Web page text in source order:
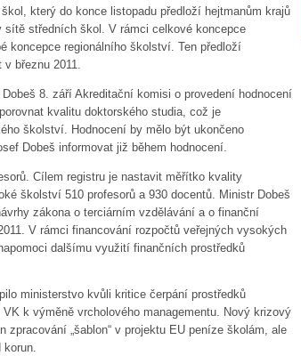
který do konce listopadu předloží hejtmanům krajů
středních škol. V rámci celkové koncepce
koncepce regionálního školství. Ten předloží
v březnu 2011.
8. září Akreditační komisi o provedení hodnocení
kvalitu doktorského studia, což je
školství. Hodnocení by mělo být ukončeno
Dobeš informovat již během hodnocení.
Cílem registru je nastavit měřítko kvality
školství 510 profesorů a 930 docentů. Ministr Dobeš
zákona o terciárním vzdělávání a o finanční
V rámci financování rozpočtů veřejných vysokých
dalšímu využití finančních prostředků
ministerstvo kvůli kritice čerpání prostředků
k výměně vrcholového managementu. Nový krizový
„šablon“ v projektu EU peníze školám, ale
korun.